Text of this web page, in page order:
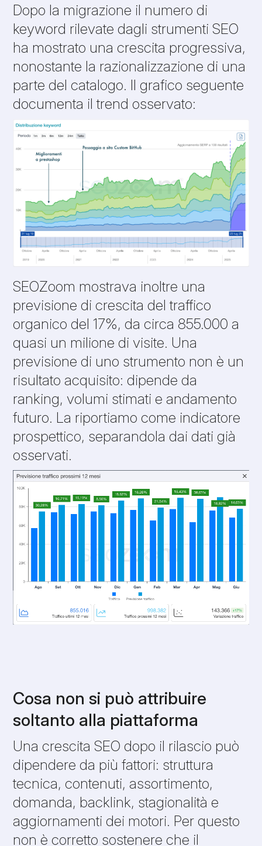
Dopo la migrazione il numero di
keyword rilevate dagli strumenti SEO
ha mostrato una crescita progressiva,
nonostante la razionalizzazione di una
parte del catalogo. Il grafico seguente
documenta il trend osservato:
SEOZoom mostrava inoltre una
previsione di crescita del traffico
organico del 17%, da circa 855.000 a
quasi un milione di visite. Una
previsione di uno strumento non è un
risultato acquisito: dipende da
ranking, volumi stimati e andamento
futuro. La riportiamo come indicatore
prospettico, separandola dai dati già
osservati.
Cosa non si può attribuire
soltanto alla piattaforma
Una crescita SEO dopo il rilascio può
dipendere da più fattori: struttura
tecnica, contenuti, assortimento,
domanda, backlink, stagionalità e
aggiornamenti dei motori. Per questo
non è corretto sostenere che il